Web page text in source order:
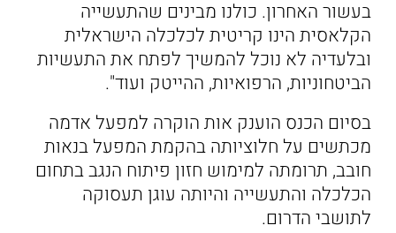
בעשור האחרון. כולנו מבינים שהתעשייה
הקלאסית הינו קריטית לכלכלה הישראלית
ובלעדיה לא נוכל להמשיך לפתח את התעשיות
הביטחוניות, הרפואיות, ההייטק ועוד".
בסיום הכנס הוענק אות הוקרה למפעל אדמה
מכתשים על חלוציותה בהקמת המפעל בנאות
חובב, תרומתה למימוש חזון פיתוח הנגב בתחום
הכלכלה והתעשייה והיותה עוגן תעסוקה
לתושבי הדרום.